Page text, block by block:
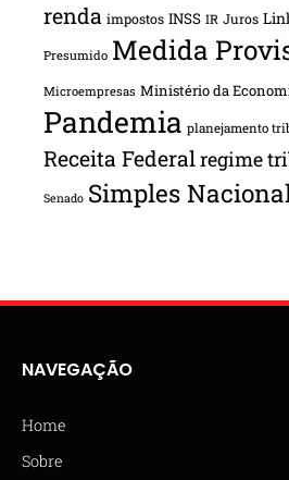
renda impostos INSS IR Juros
Presumido Medida
Microempresas Ministério da
Pandemia planejamento
Receita Federalregime
Senado Simples
NAVEGAÇÃO
Home
Sobre